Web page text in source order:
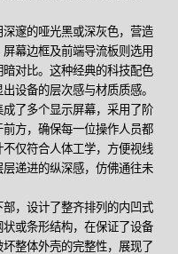
邃的哑光黑或深灰色，营造
幕边框及前端导流板则选用
暗对比。这种经典的科技配色
设备的层次感与材质质感。
了多个显示屏幕，采用了阶
方，确保每一位操作人员都
仅符合人体工学，方便视线
递进的纵深感，仿佛通往未
，设计了整齐排列的内凹式
或条形结构，在保证了设备
整体外壳的完整性，展现了